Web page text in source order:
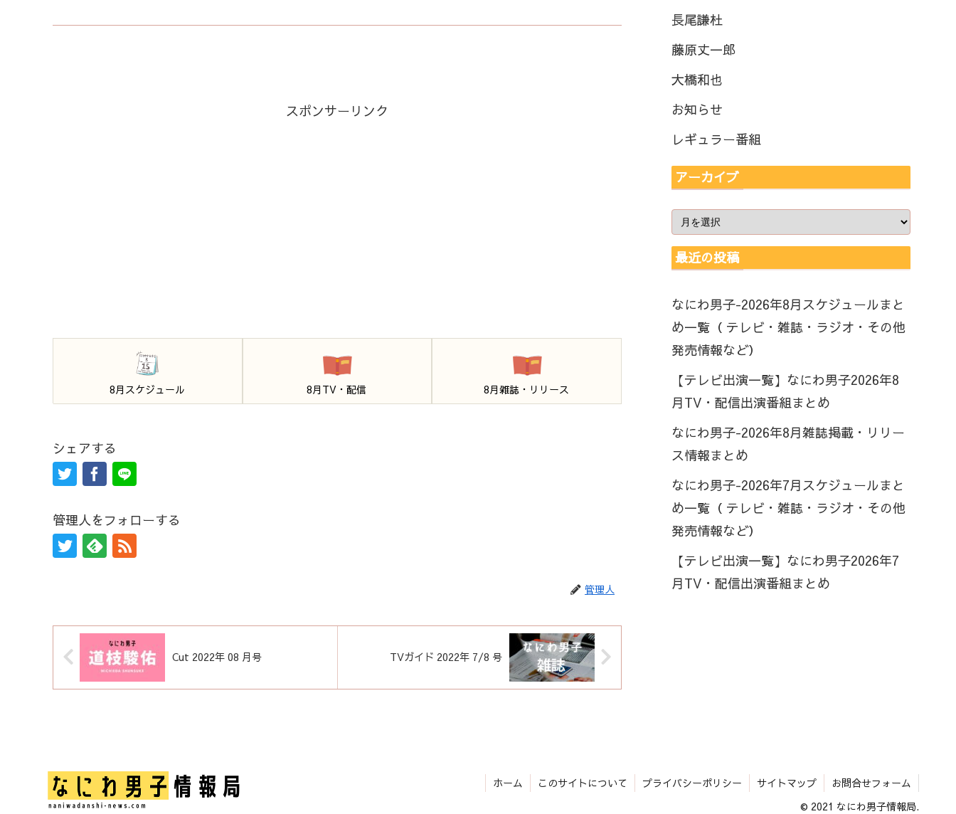
スポンサーリンク
8月スケジュール 8月TV・配信 8月雑誌・リリース
シェアする
管理人をフォローする
管理人
Cut 2022年 08 月号 TVガイド 2022年 7/8 号
長尾謙杜
藤原丈一郎
大橋和也
お知らせ
レギュラー番組
アーカイブ
最近の投稿
なにわ男子-2026年8月スケジュールまと
め一覧（ テレビ・雑誌・ラジオ・その他
発売情報など）
【テレビ出演一覧】なにわ男子2026年8
月TV・配信出演番組まとめ
なにわ男子-2026年8月雑誌掲載・リリー
ス情報まとめ
なにわ男子-2026年7月スケジュールまと
め一覧（ テレビ・雑誌・ラジオ・その他
発売情報など）
【テレビ出演一覧】なにわ男子2026年7
月TV・配信出演番組まとめ
ホーム このサイトについて プライバシーポリシー サイトマップ
お問合せフォーム
© 2021 なにわ男子情報局.